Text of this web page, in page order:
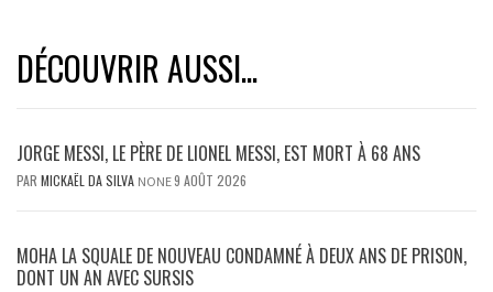
DÉCOUVRIR AUSSI...
JORGE MESSI, LE PÈRE DE LIONEL MESSI, EST MORT À 68 ANS
PAR MICKAËL DA SILVA NONE9 AOÛT 2026
MOHA LA SQUALE DE NOUVEAU CONDAMNÉ À DEUX ANS DE PRISON,
DONT UN AN AVEC SURSIS